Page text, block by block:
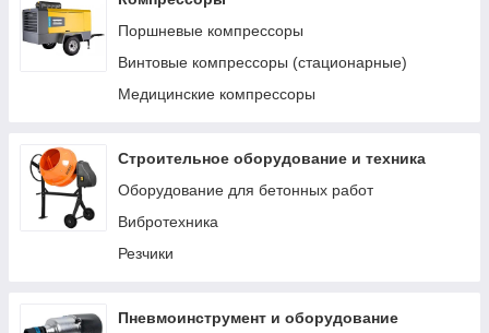
Материалы и комплектующие для сварки и
Поршневые компрессоры
Винтовые компрессоры (стационарные)
Медицинские компрессоры
Строительное оборудование и техника
Оборудование для бетонных работ
Вибротехника
Резчики
Пневмоинструмент и оборудование